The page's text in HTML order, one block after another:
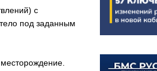
с
под заданным